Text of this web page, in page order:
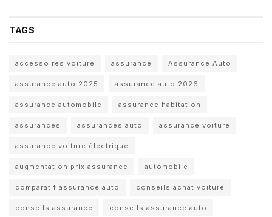
TAGS
accessoires voiture assurance Assurance Auto
assurance auto 2025 assurance auto 2026
assurance automobile assurance habitation
assurances assurances auto assurance voiture
assurance voiture électrique
augmentation prix assurance automobile
comparatif assurance auto conseils achat voiture
conseils assurance conseils assurance auto